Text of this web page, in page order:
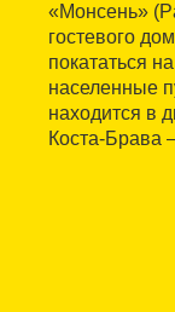
«Монсень»
гостевого
покататься
населенные
находится в
Коста-Брава